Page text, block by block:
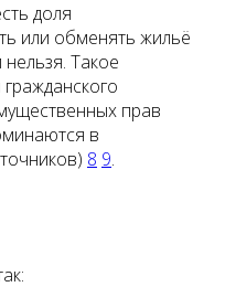
доля
или обменять жильё
Такое
прав
в
8 9.